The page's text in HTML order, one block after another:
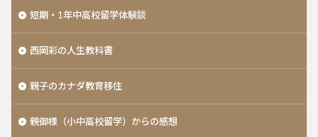
短期・1年中高校留学体験談
西岡彩の人生教科書
親子のカナダ教育移住
親御様（小中高校留学）からの感想